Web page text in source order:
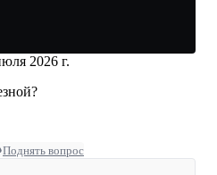
2026 г.
Поднять вопрос